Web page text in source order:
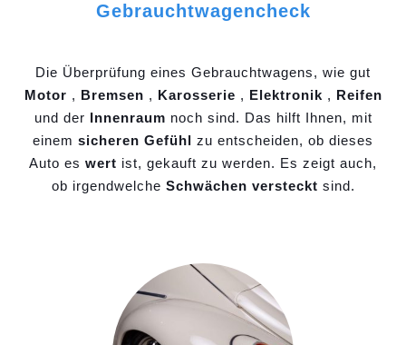
Gebrauchtwagencheck
Die Überprüfung eines Gebrauchtwagens, wie gut
Motor , Bremsen , Karosserie , Elektronik , Reifen
und der Innenraum noch sind. Das hilft Ihnen, mit
einem sicheren Gefühl zu entscheiden, ob dieses
Auto es wert ist, gekauft zu werden. Es zeigt auch,
ob irgendwelche Schwächen versteckt sind.